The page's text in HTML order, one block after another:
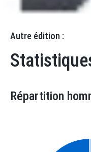
Autre édition :
Répartition